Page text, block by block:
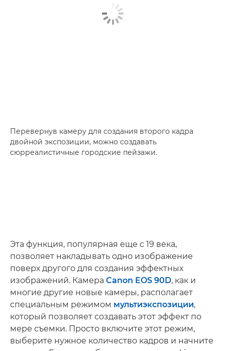
Перевернув камеру для создания второго кадра
двойной экспозиции, можно создавать
сюрреалистичные городские пейзажи.
Эта функция, популярная еще с 19 века,
позволяет накладывать одно изображение
поверх другого для создания эффектных
изображений. Камера Canon EOS 90D, как и
многие другие новые камеры, располагает
специальным режимом мультиэкспозиции,
который позволяет создавать этот эффект по
мере съемки. Просто включите этот режим,
выберите нужное количество кадров и начните